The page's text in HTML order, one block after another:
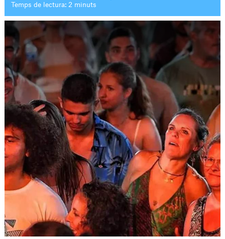
Temps de lectura: 2 minuts